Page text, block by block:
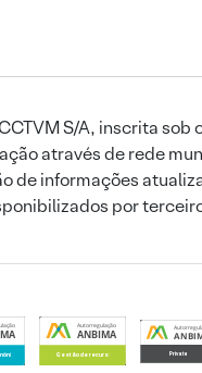
S/A, inscrita
através de rede
de informações
por